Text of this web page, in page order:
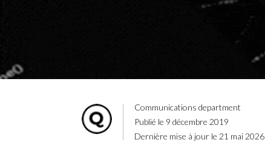
Communications department
Publié le 9 décembre 2019
Dernière mise à jour le 21 mai 2026